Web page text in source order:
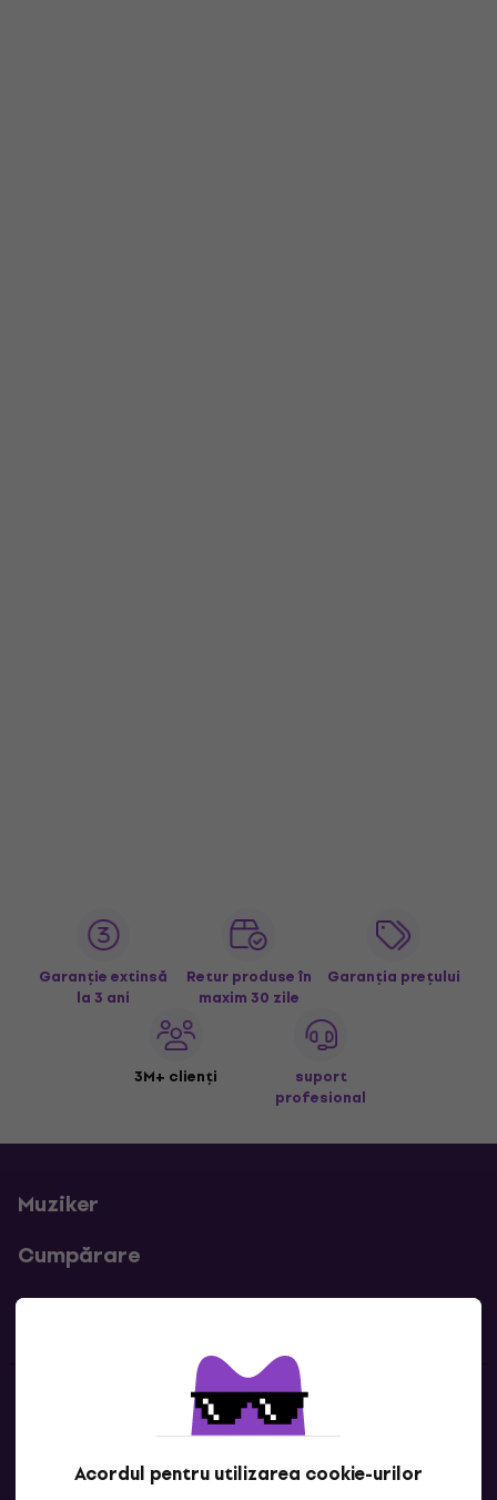
Acordul pentru utilizarea cookie-urilor
Garanție extinsă
la 3 ani
Retur produse în
maxim 30 zile
Garanția prețului
3M+ clienți
suport
profesional
Muziker
Cumpărare
Linkuri utile
Contacte
Contactează-ne